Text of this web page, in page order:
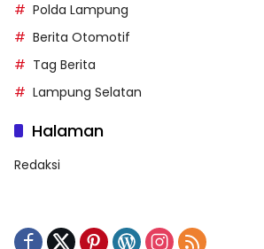
Polda Lampung
Berita Otomotif
Tag Berita
Lampung Selatan
Halaman
Redaksi